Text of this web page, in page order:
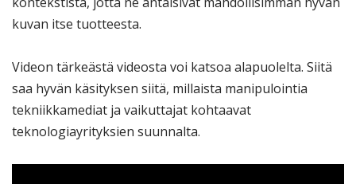
kuvan itse tuotteesta.
Videon tärkeästä videosta voi katsoa alapuolelta. Siitä
saa hyvän käsityksen siitä, millaista manipulointia
tekniikkamediat ja vaikuttajat kohtaavat
teknologiayrityksien suunnalta.